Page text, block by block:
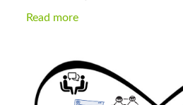
Read more